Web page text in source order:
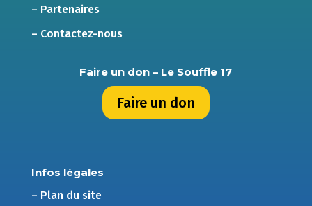
– Partenaires
– Contactez-nous
Faire un don – Le Souffle 17
Faire un don
Infos légales
– Plan du site